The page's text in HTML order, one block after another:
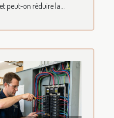
peut-on réduire la...